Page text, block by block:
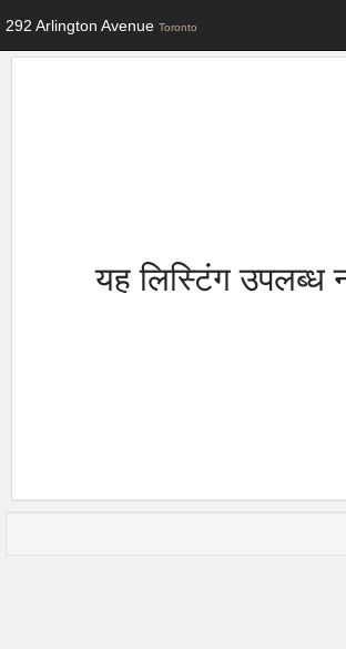
292 Arlington Avenue Toronto
यह लिस्टिंग उपलब्ध